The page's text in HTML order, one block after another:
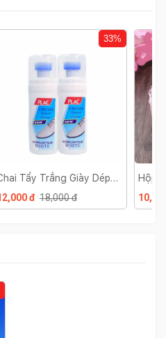
28%
Hộp Kim Chỉ Đa Năng Mini
10,000 đ14,000 đ